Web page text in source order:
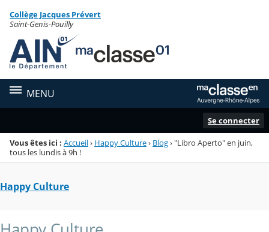
Menu de la rubrique
Contenu
Collège Jacques Prévert
Saint-Genis-Pouilly
MENU
Se connecter
Vous êtes ici : Accueil› Happy Culture› Blog›"Libro Aperto" en juin,
tous les lundis à 9h !
Happy Culture